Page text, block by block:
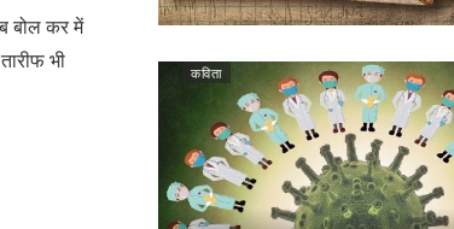
बोल कर में
भी
कविता